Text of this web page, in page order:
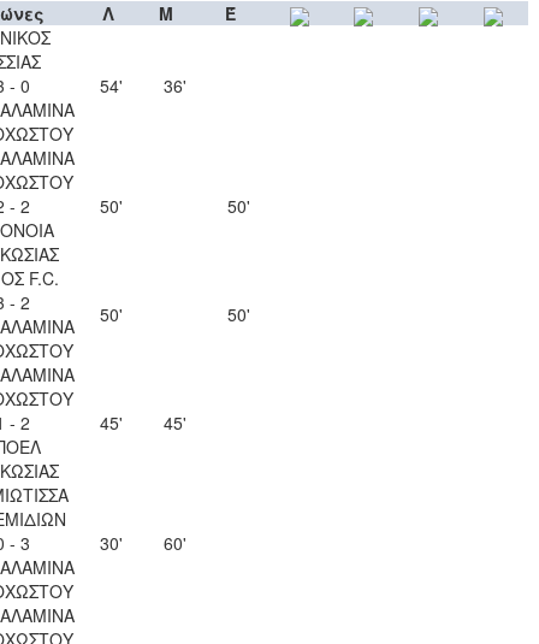
Λ Μ
Έ
- 0
54' 36'
- 2
50' 50'
F.C.
- 2
50' 50'
- 2
45' 45'
- 3
30' 60'